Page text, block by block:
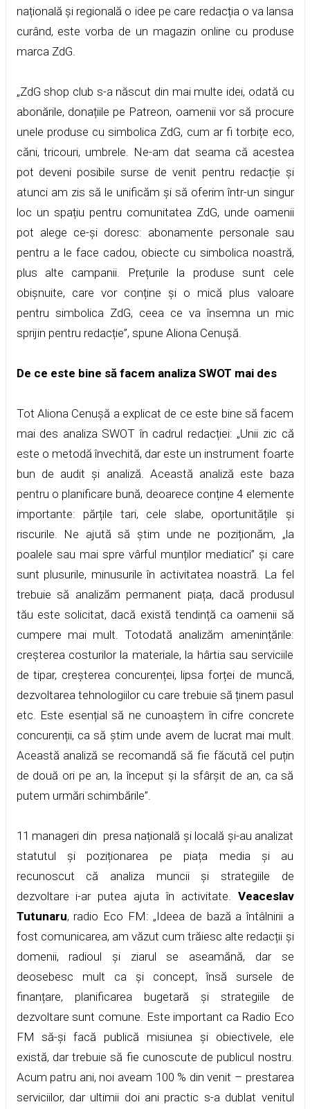
națională și regională o idee pe care redacția o va lansa
curând, este vorba de un magazin online cu produse
marca ZdG.
„ZdG shop club s-a născut din mai multe idei, odată cu
abonările, donațiile pe Patreon, oamenii vor să procure
unele produse cu simbolica ZdG, cum ar fi torbițe eco,
căni, tricouri, umbrele. Ne-am dat seama că acestea
pot deveni posibile surse de venit pentru redacție și
atunci am zis să le unificăm și să oferim într-un singur
loc un spațiu pentru comunitatea ZdG, unde oamenii
pot alege ce-și doresc: abonamente personale sau
pentru a le face cadou, obiecte cu simbolica noastră,
plus alte campanii. Prețurile la produse sunt cele
obișnuite, care vor conține și o mică plus valoare
pentru simbolica ZdG, ceea ce va însemna un mic
sprijin pentru redacție”, spune Aliona Cenușă.
De ce este bine să facem analiza SWOT mai des
Tot Aliona Cenușă a explicat de ce este bine să facem
mai des analiza SWOT în cadrul redacției: „Unii zic că
este o metodă învechită, dar este un instrument foarte
bun de audit și analiză. Această analiză este baza
pentru o planificare bună, deoarece conține 4 elemente
importante: părțile tari, cele slabe, oportunitățile și
riscurile. Ne ajută să știm unde ne poziționăm, „la
poalele sau mai spre vârful munților mediatici” și care
sunt plusurile, minusurile în activitatea noastră. La fel
trebuie să analizăm permanent piața, dacă produsul
tău este solicitat, dacă există tendință ca oamenii să
cumpere mai mult. Totodată analizăm amenințările:
creșterea costurilor la materiale, la hârtia sau serviciile
de tipar, creșterea concurenței, lipsa forței de muncă,
dezvoltarea tehnologiilor cu care trebuie să ținem pasul
etc. Este esențial să ne cunoaștem în cifre concrete
concurenții, ca să știm unde avem de lucrat mai mult.
Această analiză se recomandă să fie făcută cel puțin
de două ori pe an, la început și la sfârșit de an, ca să
putem urmări schimbările”.
11 manageri din presa națională și locală și-au analizat
statutul și poziționarea pe piața media și au
recunoscut că analiza muncii și strategiile de
dezvoltare i-ar putea ajuta în activitate. Veaceslav
Tutunaru, radio Eco FM: „Ideea de bază a întâlnirii a
fost comunicarea, am văzut cum trăiesc alte redacții și
domenii, radioul și ziarul se aseamănă, dar se
deosebesc mult ca și concept, însă sursele de
finanțare, planificarea bugetară și strategiile de
dezvoltare sunt comune. Este important ca Radio Eco
FM să-și facă publică misiunea și obiectivele, ele
există, dar trebuie să fie cunoscute de publicul nostru.
Acum patru ani, noi aveam 100 % din venit – prestarea
serviciilor, dar ultimii doi ani practic s-a dublat venitul